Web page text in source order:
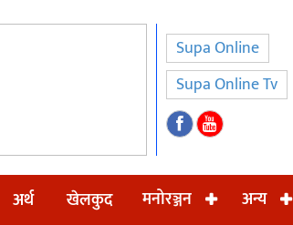
Supa Online
Supa Online Tv
अर्थ खेलकुद मनोरञ्जन अन्य